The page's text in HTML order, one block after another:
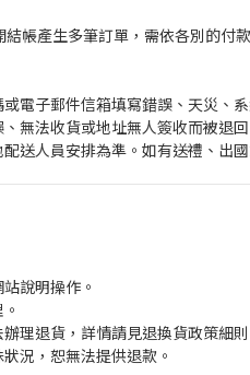
帳產生多筆訂單，需依各別的付
電子郵件信箱填寫錯誤、天災、
無法收貨或地址無人簽收而被退
送人員安排為準。如有送禮、出
說明操作。
理退貨，詳情請見退換貨政策細則
況，恕無法提供退款。